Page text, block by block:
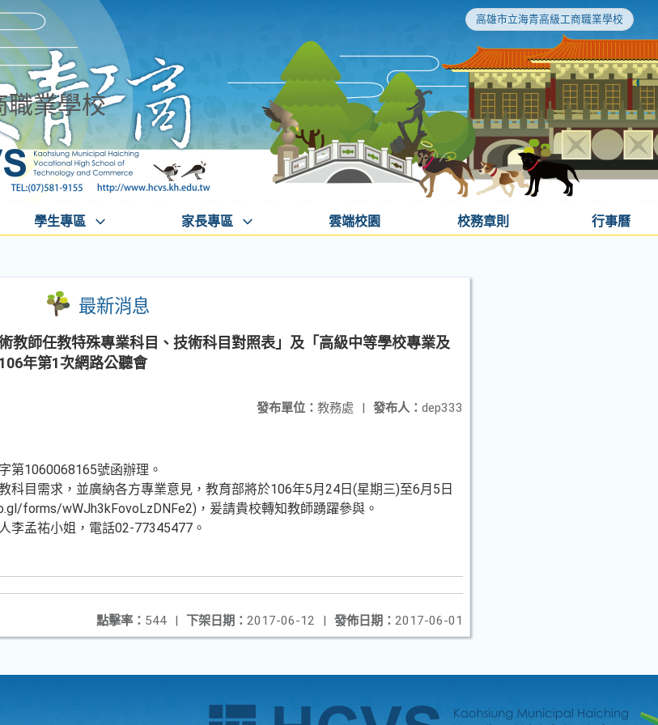
高雄市立海青高級工商職業學校
職業學校
學生專區 家長專區 雲端校園 校務章則 行事曆
最新消息
教師任教特殊專業科目、技術科目對照表」及「高級中等學校專業及
年第1次網路公聽會
發布人： dep333
發布單位： 教務處 |
第1060068165號函辦理。
科目需求，並廣納各方專業意見，教育部將於106年5月24日(星期三)至6月5日
forms/wWJh3kFovoLzDNFe2)，爰請貴校轉知教師踴躍參與。
李孟祐小姐，電話02-77345477。
發佈日期： 2017-06-01
下架日期： 2017-06-12 |
點擊率： 544 |